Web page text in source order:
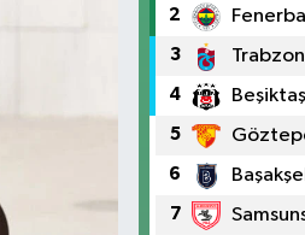
2
3
4 Beşiktaş
5
6
7